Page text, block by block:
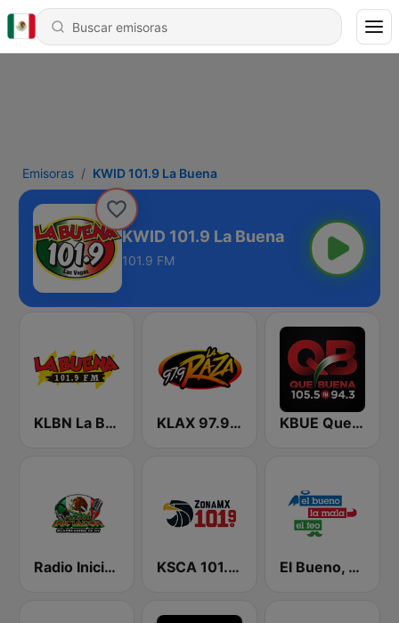
Emisoras KWID 101.9 La Buena
KWID 101.9 La Buena
101.9 FM
KLBN La Buena 101.9 FM KLAX 97.9 La Raza FM KBUE Que Buena 105.5 / 94.3 FM (US Only)
Radio Iniciador KSCA 101.9 Los Angeles FM (US Only) El Bueno, La Mala y El Feo